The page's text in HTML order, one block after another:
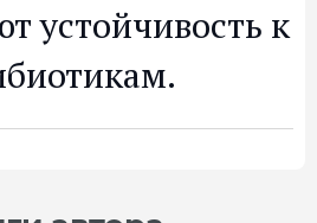
устойчивость к